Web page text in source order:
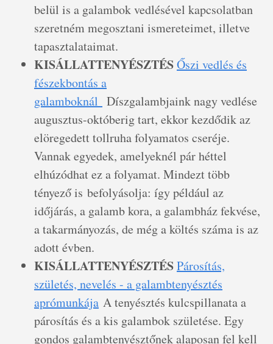
belül is a galambok vedlésével kapcsolatban
szeretném megosztani ismereteimet, illetve
tapasztalataimat.
KISÁLLATTENYÉSZTÉSŐszi vedlés és
fészekbontás a
galamboknál Díszgalambjaink nagy vedlése
augusztus-októberig tart, ekkor kezdődik az
elöregedett tollruha folyamatos cseréje.
Vannak egyedek, amelyeknél pár héttel
elhúzódhat ez a folyamat. Mindezt több
tényező is befolyásolja: így például az
időjárás, a galamb kora, a galambház fekvése,
a takarmányozás, de még a költés száma is az
adott évben.
KISÁLLATTENYÉSZTÉSPárosítás,
születés, nevelés - a galambtenyésztés
aprómunkája A tenyésztés kulcspillanata a
párosítás és a kis galambok születése. Egy
gondos galambtenyésztőnek alaposan fel kell